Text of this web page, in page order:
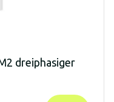
dreiphasiger